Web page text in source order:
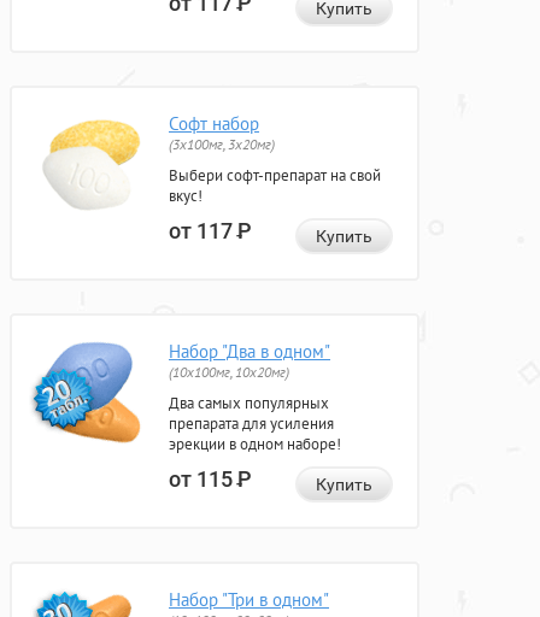
Купить
Софт набор
(3x100мг, 3x20мг)
Выбери софт-препарат на свой
вкус!
от 117Р Купить
Набор "Два в одном"
(10x100мг, 10x20мг)
Два самых популярных
препарата для усиления
эрекции в одном наборе!
от 115Р Купить
Набор "Три в одном"